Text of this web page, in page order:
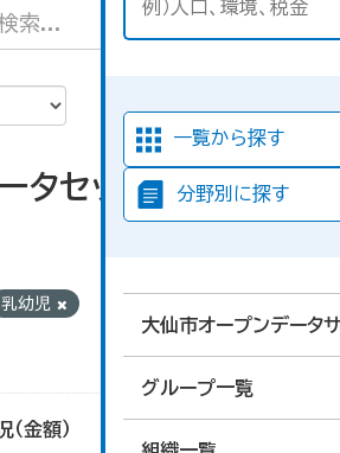
一覧から探す
分野別に探す
大仙市オープンデータ
グループ一覧
タセットが見つか
乳幼児
金額）